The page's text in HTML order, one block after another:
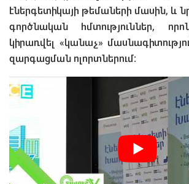
էներգետիկայի թեմաների մասին, և
գործնական հմտություններ,
կիրառվել «կանաչ»
զարգացման ոլորտներում։